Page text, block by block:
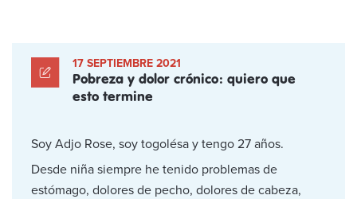
17 SEPTIEMBRE 2021
Pobreza y dolor crónico: quiero que
esto termine
Soy Adjo Rose, soy togolésa y tengo 27 años.
Desde niña siempre he tenido problemas de
estómago, dolores de pecho, dolores de cabeza,